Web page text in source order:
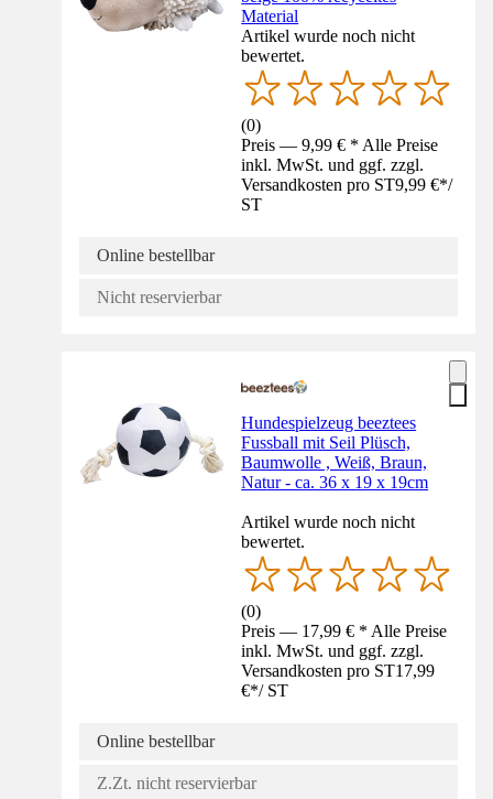
Material
Artikel wurde noch nicht
bewertet.
(0)
Preis — 9,99 € * Alle Preise
inkl. MwSt. und ggf. zzgl.
Versandkosten pro ST9,99 €*/
ST
Online bestellbar
Nicht reservierbar
Hundespielzeug beeztees
Fussball mit Seil Plüsch,
Baumwolle , Weiß, Braun,
Natur - ca. 36 x 19 x 19cm
Artikel wurde noch nicht
bewertet.
(0)
Preis — 17,99 € * Alle Preise
inkl. MwSt. und ggf. zzgl.
Versandkosten pro ST17,99
€*/ ST
Online bestellbar
Z.Zt. nicht reservierbar